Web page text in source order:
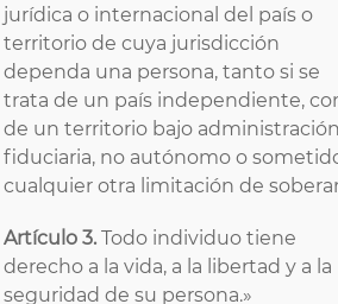
jurídica o internacional del país o
territorio de cuya jurisdicción
dependa una persona, tanto si se
trata de un país independiente,
de un territorio bajo administración
fiduciaria, no autónomo o
cualquier otra limitación de
Artículo 3. Todo individuo tiene
derecho a la vida, a la libertad y a la
seguridad de su persona.»